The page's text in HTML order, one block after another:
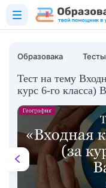
Образовака Тесты
Тест на тему
курс 6-го класса)